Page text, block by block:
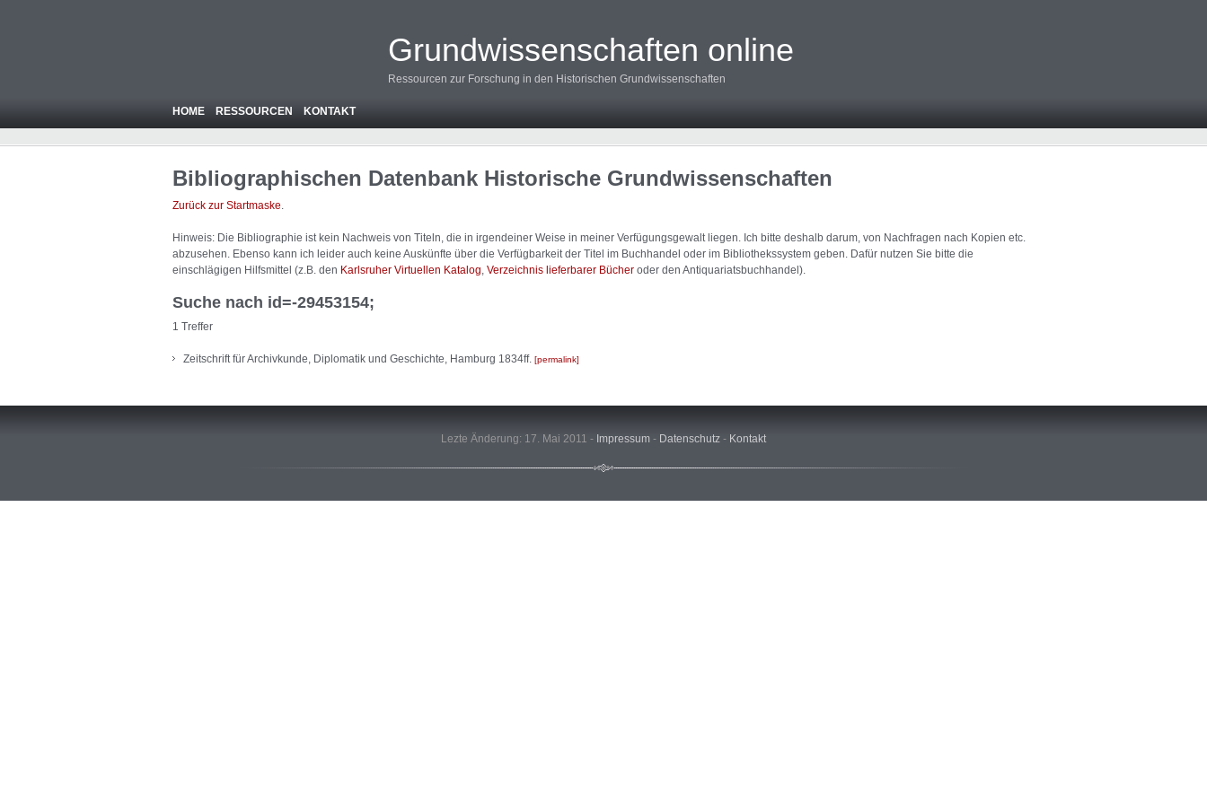
Grundwissenschaften online
Ressourcen zur Forschung in den Historischen Grundwissenschaften
HOME RESSOURCEN KONTAKT
Bibliographischen Datenbank Historische Grundwissenschaften
Zurück zur Startmaske.
Hinweis: Die Bibliographie ist kein Nachweis von Titeln, die in irgendeiner Weise in meiner Verfügungsgewalt liegen. Ich bitte deshalb darum, von Nachfragen nach Kopien etc.
abzusehen. Ebenso kann ich leider auch keine Auskünfte über die Verfügbarkeit der Titel im Buchhandel oder im Bibliothekssystem geben. Dafür nutzen Sie bitte die
einschlägigen Hilfsmittel (z.B. den Karlsruher Virtuellen Katalog Verzeichnis lieferbarer Bücher oder den Antiquariatsbuchhandel).
Suche nach id=-29453154;
1 Treffer
Zeitschrift für Archivkunde, Diplomatik und Geschichte, Hamburg 1834ff. permalink
Lezte Änderung: 17. Mai 2011 - Impressum - Datenschutz - Kontakt